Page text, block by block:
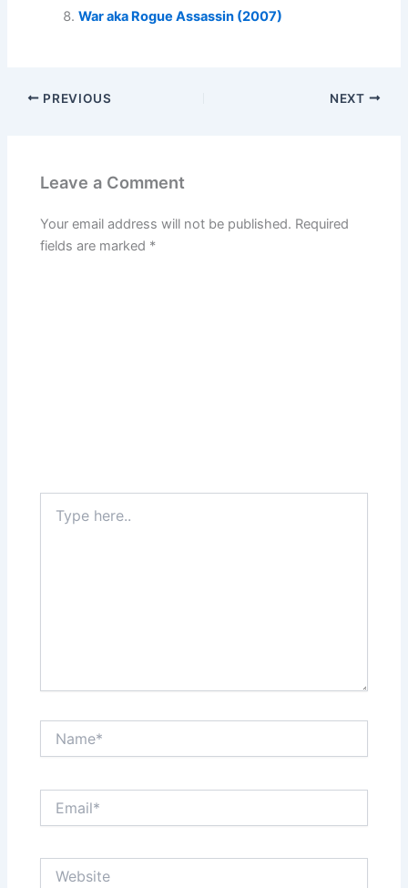
War aka Rogue Assassin (2007)
PREVIOUS NEXT
Leave a Comment
Your email address will not be published. Required
fields are marked *
here..